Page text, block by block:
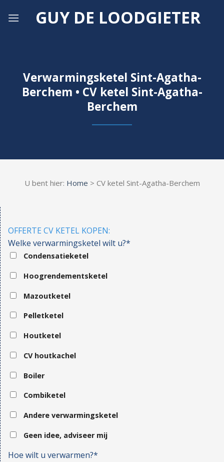
GUY DE LOODGIETER
Verwarmingsketel Sint-Agatha-
Berchem • CV ketel Sint-Agatha-
Berchem
U bent hier: Home > CV ketel Sint-Agatha-Berchem
OFFERTE CV KETEL KOPEN:
Welke verwarmingsketel wilt u?*
Condensatieketel
Hoogrendementsketel
Mazoutketel
Pelletketel
Houtketel
CV houtkachel
Boiler
Combiketel
Andere verwarmingsketel
Geen idee, adviseer mij
Hoe wilt u verwarmen?*